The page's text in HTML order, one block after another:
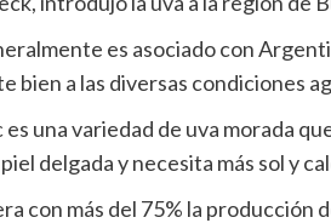
es asociado con
bien a las diversas condiciones
es una variedad de uva morada
delgada y necesita más sol y
con más del 75% la producción